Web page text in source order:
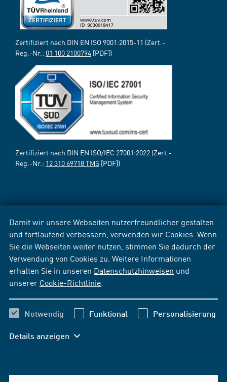
Damit wir unsere Webseiten nutzerfreundlicher gestalten
und fortlaufend verbessern, verwenden wir Cookies. Wenn
Sie die Webseiten weiter nutzen, stimmen Sie dadurch der
Verwendung von Cookies zu. Weitere Informationen
erhalten Sie in unseren Datenschutzhinweisen und
unserer Cookie-Richtlinie
Notwendig Funktional Personalisierung
Details anzeigen
Zertifiziert nach DIN EN ISO 9001:2015-11 (Zert.-
Reg.-Nr.: 01 100 2100794 [PDF])
Zertifiziert nach DIN EN ISO/IEC 27001:2022 (Zert.-
Reg.-Nr.: 12 310 69718 TMS [PDF])